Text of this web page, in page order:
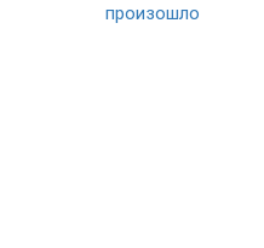
произошло